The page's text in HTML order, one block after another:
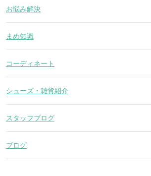
お悩み解決
まめ知識
コーディネート
シューズ・雑貨紹介
スタッフブログ
ブログ